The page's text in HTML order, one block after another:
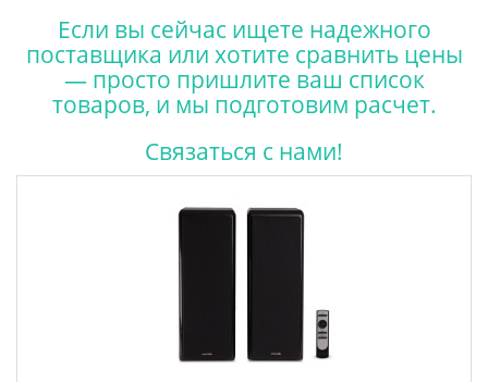
Если вы сейчас ищете надежного
поставщика или хотите сравнить цены
— просто пришлите ваш список
товаров, и мы подготовим расчет.
Связаться с нами!